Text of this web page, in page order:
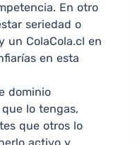
En otro
seriedad o
un ColaCola.cl en
en esta
dominio
lo tengas,
que otros lo